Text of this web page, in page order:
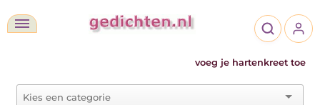
voeg je hartenkreet toe